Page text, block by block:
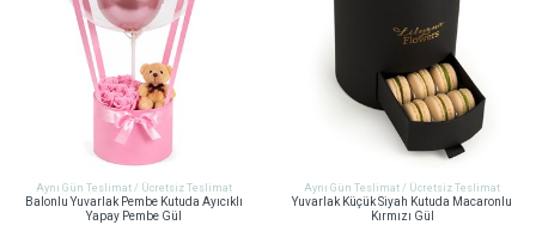
Aynı Gün Teslimat / Ücretsiz Teslimat
Balonlu Yuvarlak Pembe Kutuda Ayıcıklı
Yapay Pembe Gül
Aynı Gün Teslimat / Ücretsiz Teslimat
Yuvarlak Küçük Siyah Kutuda Macaronlu
Kırmızı Gül